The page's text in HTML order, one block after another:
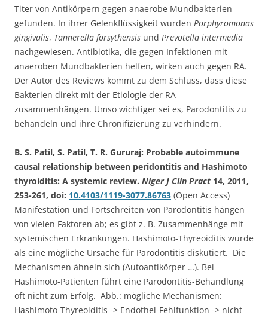
Titer von Antikörpern gegen anaerobe Mundbakterien
gefunden. In ihrer Gelenkflüssigkeit wurden Porphyromonas
gingivalis, Tannerella forsythensis und Prevotella intermedia
nachgewiesen. Antibiotika, die gegen Infektionen mit
anaeroben Mundbakterien helfen, wirken auch gegen RA.
Der Autor des Reviews kommt zu dem Schluss, dass diese
Bakterien direkt mit der Etiologie der RA
zusammenhängen. Umso wichtiger sei es, Parodontitis zu
behandeln und ihre Chronifizierung zu verhindern.
B. S. Patil, S. Patil, T. R. Gururaj: Probable autoimmune
causal relationship between peridontitis and Hashimoto
thyroiditis: A systemic review. Niger J Clin Pract 14, 2011,
253-261, doi: 10.4103/1119-3077.86763 (Open Access)
Manifestation und Fortschreiten von Parodontitis hängen
von vielen Faktoren ab; es gibt z. B. Zusammenhänge mit
systemischen Erkrankungen. Hashimoto-Thyreoiditis wurde
als eine mögliche Ursache für Parodontitis diskutiert. Die
Mechanismen ähneln sich (Autoantikörper …). Bei
Hashimoto-Patienten führt eine Parodontitis-Behandlung
oft nicht zum Erfolg. Abb.: mögliche Mechanismen:
Hashimoto-Thyreoiditis -> Endothel-Fehlfunktion -> nicht